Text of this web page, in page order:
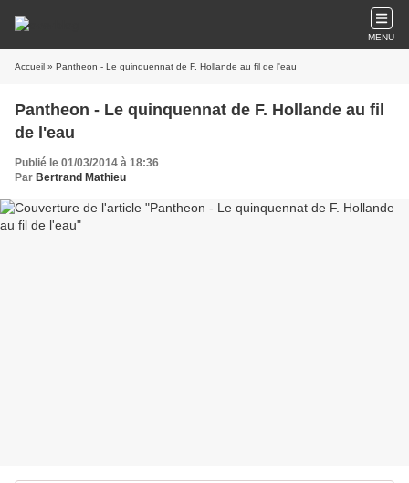
MENU
Accueil » Pantheon - Le quinquennat de F. Hollande au fil de l'eau
Pantheon - Le quinquennat de F. Hollande au fil
de l'eau
Publié le 01/03/2014 à 18:36
Par Bertrand Mathieu